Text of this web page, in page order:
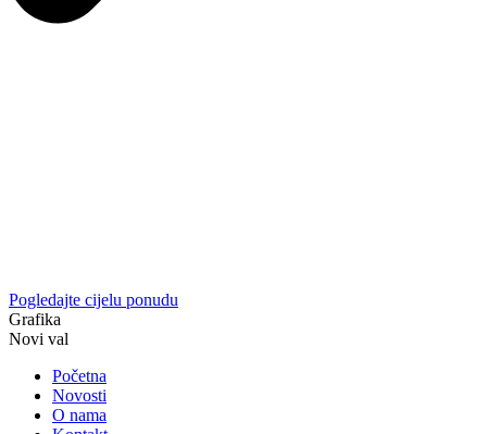
Pogledajte cijelu ponudu
Grafika
Novi val
Početna
Novosti
O nama